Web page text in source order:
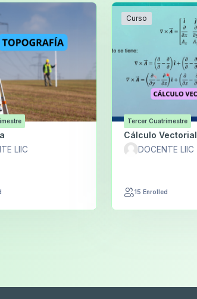
LIIC
Curso
Tercer Cuatrimestre
Cálculo Vectorial
DOCENTE LIIC
15 Enrolled